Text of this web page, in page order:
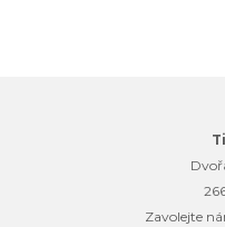
Zavolejte